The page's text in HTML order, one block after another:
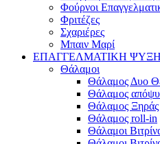
Φούρνοι
Φριτέζες
Σχαριέρες
Μπαιν Μαρί
ΕΠΑΓΓΕΛΜΑΤΙΚΗ ΨΥΞΗ
Θάλαμοι
Θάλαμος Δυο
Θάλαμος
Θάλαμος
Θάλαμος roll-in
Θάλαμοι